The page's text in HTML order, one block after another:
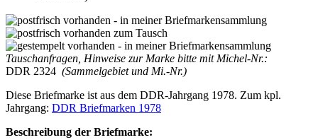
Tauschanfragen, Hinweise zur Marke bitte mit Michel-Nr.:
DDR 2324 (Sammelgebiet und Mi.-Nr.)
Diese Briefmarke ist aus dem DDR-Jahrgang 1978. Zum kpl.
Jahrgang: DDR Briefmarken 1978
Beschreibung der Briefmarke: